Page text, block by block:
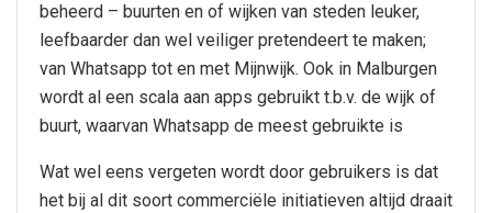
beheerd – buurten en of wijken van steden leuker,
leefbaarder dan wel veiliger pretendeert te maken;
van Whatsapp tot en met Mijnwijk. Ook in Malburgen
wordt al een scala aan apps gebruikt t.b.v. de wijk of
buurt, waarvan Whatsapp de meest gebruikte is
Wat wel eens vergeten wordt door gebruikers is dat
het bij al dit soort commerciële initiatieven altijd draait